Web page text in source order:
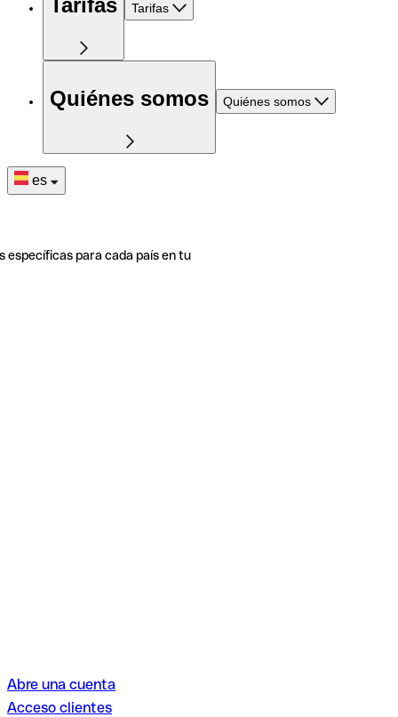
Tarifas Tarifas
Quiénes somos Quiénes somos
es
específicas para cada país en tu
Abre una cuenta
Acceso clientes